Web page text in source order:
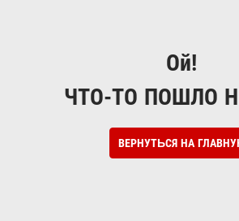
Ой!
ЧТО-ТО ПОШЛО
ВЕРНУТЬСЯ НА